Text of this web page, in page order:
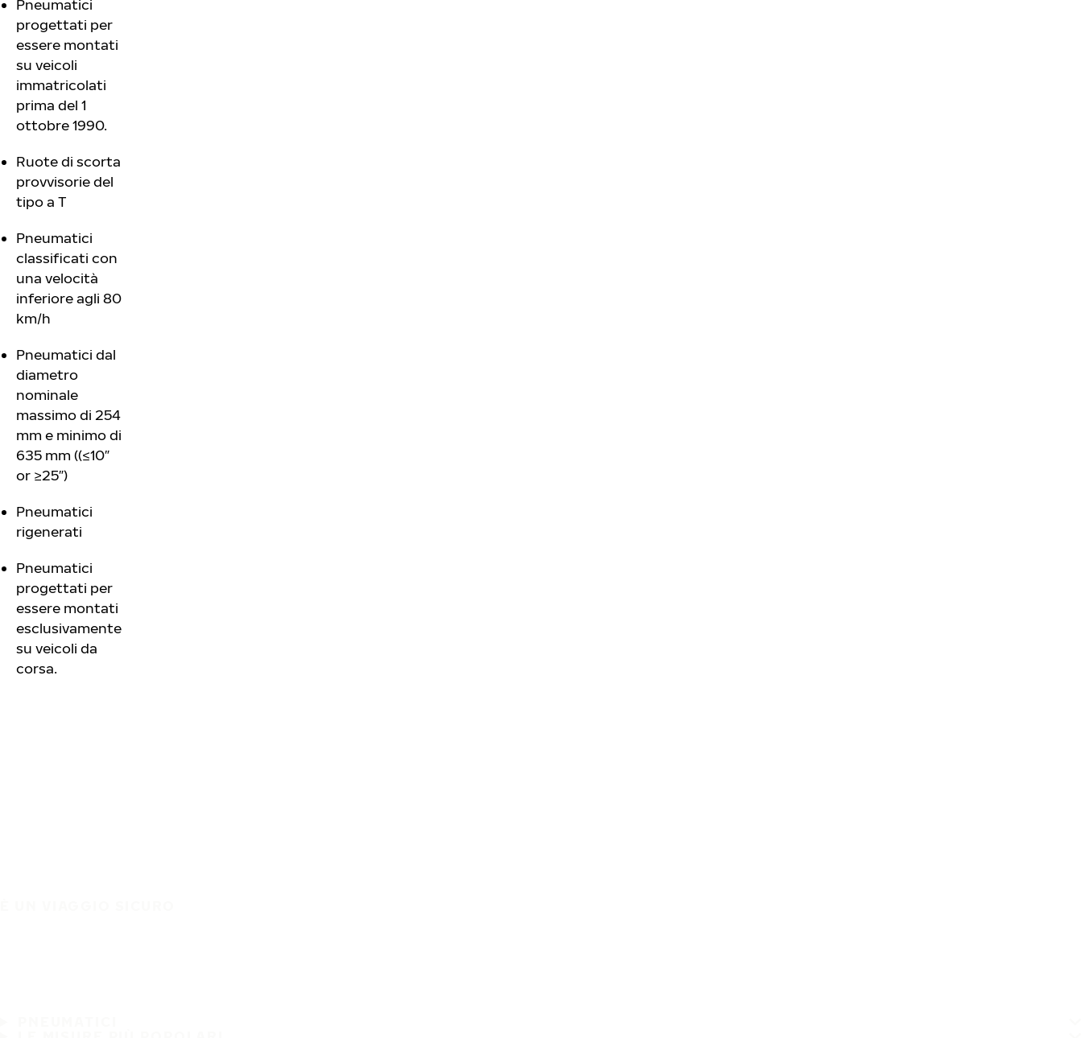
Pneumatici
progettati per
essere montati
su veicoli
immatricolati
prima del 1
ottobre 1990.
Ruote di scorta
provvisorie del
tipo a T
Pneumatici
classificati con
una velocità
inferiore agli 80
km/h
Pneumatici dal
diametro
nominale
massimo di 254
mm e minimo di
635 mm ((≤10″
or ≥25″)
Pneumatici
rigenerati
Pneumatici
progettati per
essere montati
esclusivamente
su veicoli da
corsa.